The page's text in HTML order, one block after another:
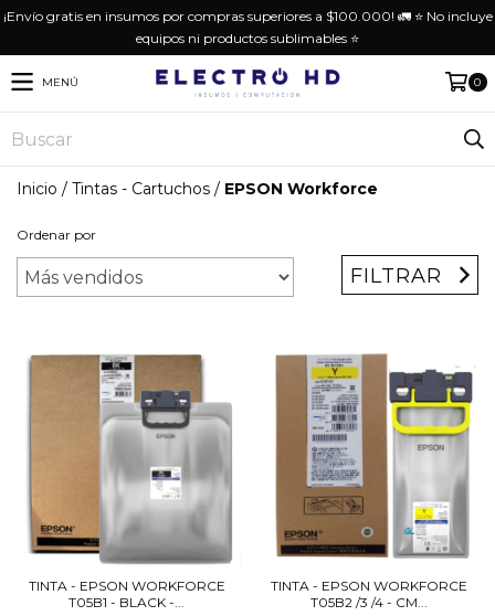
¡Envío gratis en insumos por compras superiores a $100.000! 🚛 ⭐️ No incluye
equipos ni productos sublimables ⭐️
MENÚ 0
Inicio / Tintas - Cartuchos / EPSON Workforce
Ordenar por
FILTRAR
TINTA - EPSON WORKFORCE
T05B1 - BLACK -...
TINTA - EPSON WORKFORCE
T05B2 /3 /4 - CM...